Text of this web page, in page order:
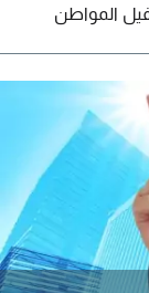
المواطن